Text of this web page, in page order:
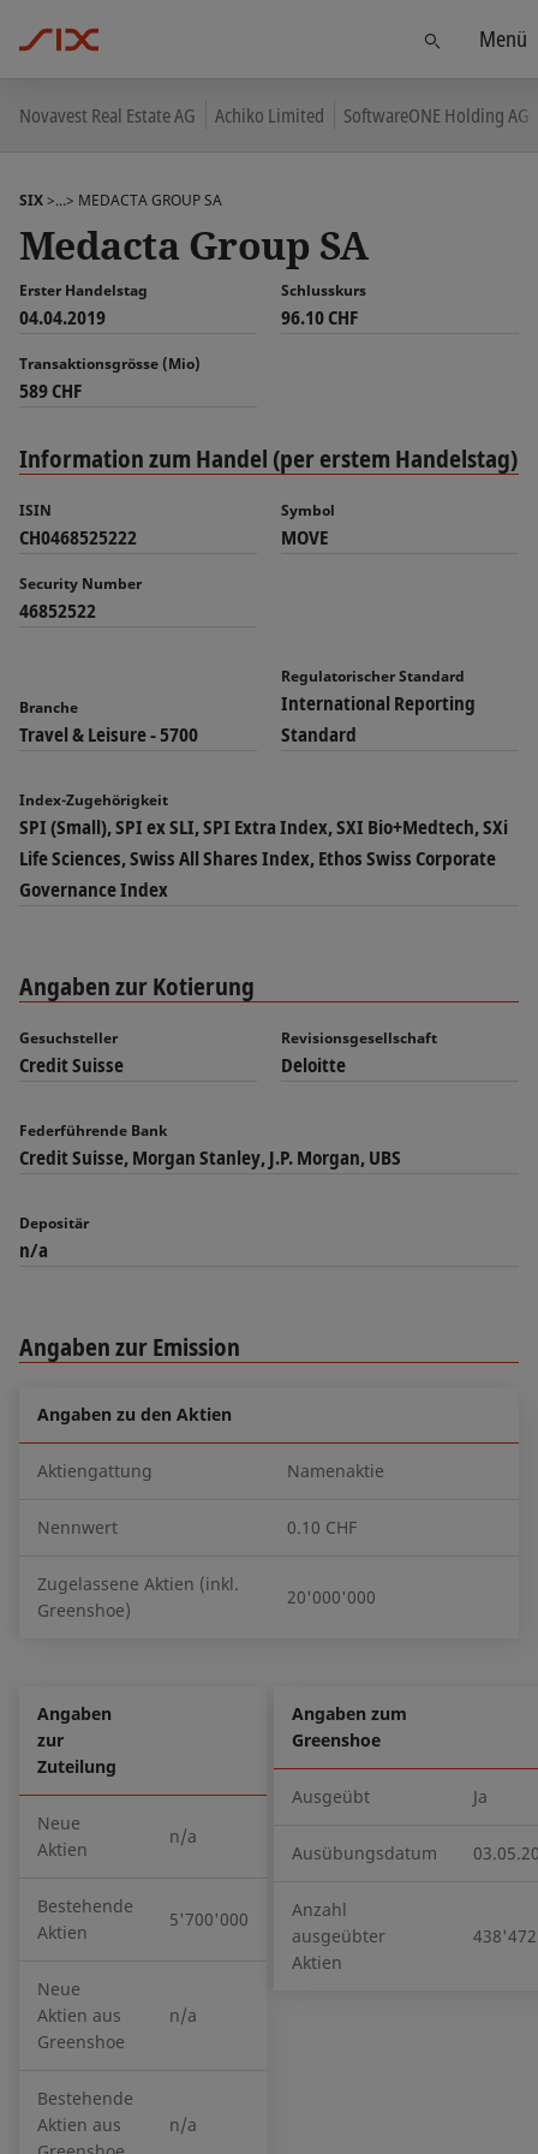
FindenMenü
Novavest Real Estate AG Achiko Limited SoftwareONE Holding AG
SIX>...> MEDACTA GROUP SA
Medacta Group SA
Erster Handelstag
04.04.2019
Schlusskurs
96.10 CHF
Transaktionsgrösse (Mio)
589 CHF
Information zum Handel (per erstem Handelstag)
ISIN
CH0468525222
Symbol
MOVE
Security Number
46852522
Branche
Travel & Leisure - 5700
Regulatorischer Standard
International Reporting
Standard
Index-Zugehörigkeit
SPI (Small), SPI ex SLI, SPI Extra Index, SXI Bio+Medtech, SXi
Life Sciences, Swiss All Shares Index, Ethos Swiss Corporate
Governance Index
Angaben zur Kotierung
Gesuchsteller
Credit Suisse
Revisionsgesellschaft
Deloitte
Federführende Bank
Credit Suisse, Morgan Stanley, J.P. Morgan, UBS
Depositär
n/a
Angaben zur Emission
Angaben zu den Aktien
Aktiengattung Namenaktie
Nennwert 0.10 CHF
Zugelassene Aktien (inkl.
Greenshoe)
20'000'000
Angaben
zur
Zuteilung
Neue
Aktien
n/a
Bestehende
Aktien
5'700'000
Neue
Aktien aus
Greenshoe
n/a
Bestehende
Aktien aus
n/a
Angaben zum
Greenshoe
Ausgeübt Ja
Ausübungsdatum
Anzahl
ausgeübter
Aktien
438'472